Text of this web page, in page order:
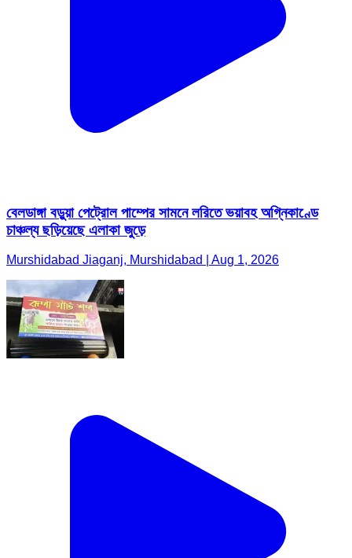
বেলডাঙ্গা বড়ুয়া পেট্রোল পাম্পের সামনে লরিতে ভয়াবহ অগ্নিকাণ্ডে
চাঞ্চল্য ছড়িয়েছে এলাকা জুড়ে
Murshidabad Jiaganj, Murshidabad | Aug 1, 2026